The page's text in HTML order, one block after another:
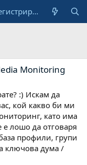
Регистрирай се
Monitoring
:) Искам да
кой какво би ми
като има
е лошо да отговаря
профили, групи
ключова дума /